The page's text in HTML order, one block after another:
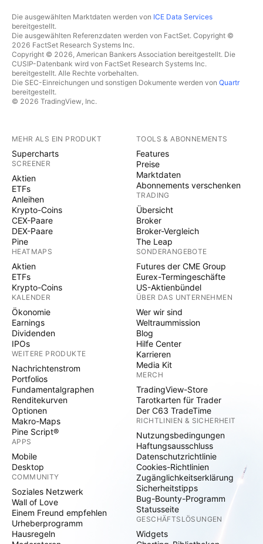
Die ausgewählten Marktdaten werden von ICE Data Services
bereitgestellt.
Die ausgewählten Referenzdaten werden von FactSet. Copyright ©
2026 FactSet Research Systems Inc.
Copyright © 2026, American Bankers Association bereitgestellt. Die
CUSIP-Datenbank wird von FactSet Research Systems Inc.
bereitgestellt. Alle Rechte vorbehalten.
Die SEC-Einreichungen und sonstigen Dokumente werden von Quartr
bereitgestellt.
© 2026 TradingView, Inc.
MEHR ALS EIN PRODUKT
Supercharts
SCREENER
Aktien
ETFs
Anleihen
Krypto-Coins
CEX-Paare
DEX-Paare
Pine
HEATMAPS
Aktien
ETFs
Krypto-Coins
KALENDER
Ökonomie
Earnings
Dividenden
IPOs
WEITERE PRODUKTE
Nachrichtenstrom
Portfolios
Fundamentalgraphen
Renditekurven
Optionen
Makro-Maps
Pine Script®
APPS
Mobile
Desktop
COMMUNITY
Soziales Netzwerk
Wall of Love
Einem Freund empfehlen
Urheberprogramm
Hausregeln
TOOLS & ABONNEMENTS
Features
Preise
Marktdaten
Abonnements verschenken
TRADING
Übersicht
Broker
Broker-Vergleich
The Leap
SONDERANGEBOTE
Futures der CME Group
Eurex-Termingeschäfte
US-Aktienbündel
ÜBER DAS UNTERNEHMEN
Wer wir sind
Weltraummission
Blog
Hilfe Center
Karrieren
Media Kit
MERCH
TradingView-Store
Tarotkarten für Trader
Der C63 TradeTime
RICHTLINIEN & SICHERHEIT
Nutzungsbedingungen
Haftungsausschluss
Datenschutzrichtlinie
Cookies-Richtlinien
Zugänglichkeitserklärung
Sicherheitstipps
Bug-Bounty-Programm
Statusseite
GESCHÄFTSLÖSUNGEN
Widgets